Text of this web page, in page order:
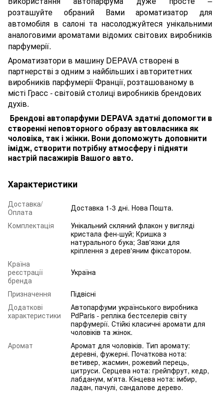
розташуйте обраний Вами ароматизатор для
автомобіля в салоні та насолоджуйтеся унікальними
аналоговими ароматами відомих світових виробників
парфумерії.
Ароматизатори в машину DEPAVA створені в
партнерстві з одним з найбільших і авторитетних
виробників парфумерії Франції, розташованому в
місті Грасс - світовій столиці виробників брендових
духів.
Брендові автопарфуми DEPAVA здатні допомогти в
створенні неповторного образу автовласника як
чоловіка, так і жінки. Вони допоможуть доповнити
імідж, створити потрібну атмосферу і підняти
настрій пасажирів Вашого авто.
Характеристики
Доставка/
Оплата
Доставка 1-3 дні. Нова Пошта.
Комплектація
Унікальний скляний флакон у вигляді
кристала фен-шуй; Кришка з
натурального бука; Зав'язки для
кріплення з дерев'яним фіксатором.
Країна
реєстрації
бренда
Україна
Призначення
Підвісні
Додаткові
характеристики
Автопарфуми українського виробника
PdParis - репліка бестселерів світу
парфумерії. Стійкі класичні аромати для
чоловіків та жінок.
Аромат
Аромат для чоловіків. Тип аромату:
деревні, фужерні. Початкова нота:
ветивер, жасмин, рожевий перець,
цитруси. Серцева нота: грейпфрут, кедр,
лабданум, м'ята. Кінцева нота: імбир,
ладан, пачулі, сандалове дерево.